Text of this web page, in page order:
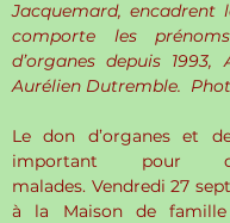
Jacquemard, encadrent
comporte les
d’organes depuis
Aurélien Dutremble.
Le don d’organes et
important pour
malades. Vendredi 27
à la Maison de